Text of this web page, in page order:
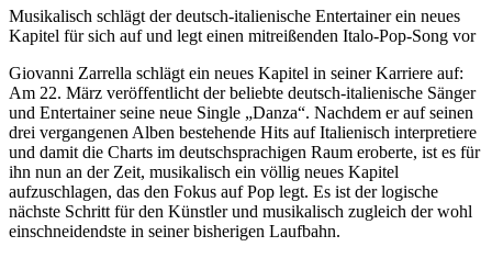
Musikalisch schlägt der deutsch-italienische Entertainer ein neues
Kapitel für sich auf und legt einen mitreißenden Italo-Pop-Song vor
Giovanni Zarrella schlägt ein neues Kapitel in seiner Karriere auf:
Am 22. März veröffentlicht der beliebte deutsch-italienische Sänger
und Entertainer seine neue Single „Danza“. Nachdem er auf seinen
drei vergangenen Alben bestehende Hits auf Italienisch interpretiere
und damit die Charts im deutschsprachigen Raum eroberte, ist es für
ihn nun an der Zeit, musikalisch ein völlig neues Kapitel
aufzuschlagen, das den Fokus auf Pop legt. Es ist der logische
nächste Schritt für den Künstler und musikalisch zugleich der wohl
einschneidendste in seiner bisherigen Laufbahn.